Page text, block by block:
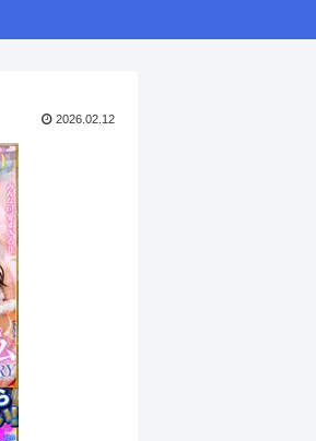
2026.02.12